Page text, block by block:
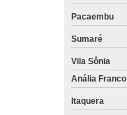
Pacaembu
Sumaré
Vila Sônia
Anália Franco
Itaquera